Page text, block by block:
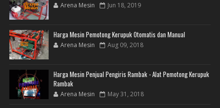
Arena Mesin Jun 18, 2019
Harga Mesin Pemotong Kerupuk Otomatis dan Manual
Arena Mesin Aug 09, 2018
Harga Mesin Penjual Pengiris Rambak - Alat Pemotong Kerupuk
Rambak
Arena Mesin May 31, 2018